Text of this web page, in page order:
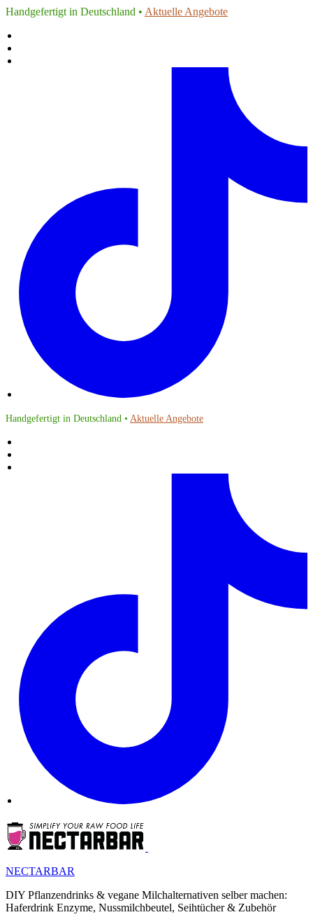
Handgefertigt in Deutschland • Aktuelle Angebote
Handgefertigt in Deutschland • Aktuelle Angebote
NECTARBAR
DIY Pflanzendrinks & vegane Milchalternativen selber machen:
Haferdrink Enzyme, Nussmilchbeutel, Seihtücher & Zubehör